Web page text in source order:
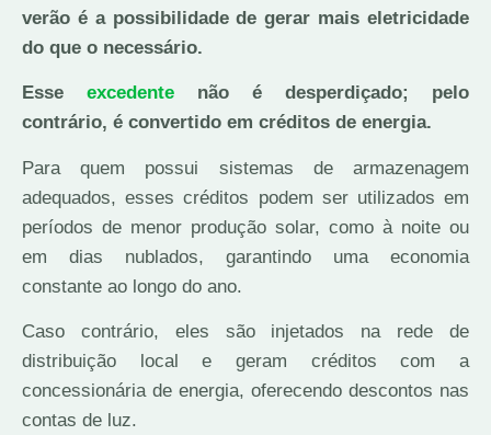
verão é a possibilidade de gerar mais eletricidade
do que o necessário.
Esse excedente não é desperdiçado; pelo
contrário, é convertido em créditos de energia.
Para quem possui sistemas de armazenagem
adequados, esses créditos podem ser utilizados em
períodos de menor produção solar, como à noite ou
em dias nublados, garantindo uma economia
constante ao longo do ano.
Caso contrário, eles são injetados na rede de
distribuição local e geram créditos com a
concessionária de energia, oferecendo descontos nas
contas de luz.